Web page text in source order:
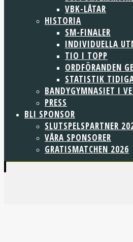
VBK-LÅTAR
HISTORIA
SM-FINALER
INDIVIDUELLA
TIO I TOPP
ORDFÖRANDEN
STATISTIK
BANDYGYMNASIET I
PRESS
BLI SPONSOR
SLUTSPELSPARTNER
VÅRA SPONSORER
GRATISMATCHEN 2026